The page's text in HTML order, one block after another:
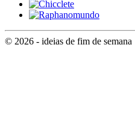
© 2026 - ideias de fim de semana